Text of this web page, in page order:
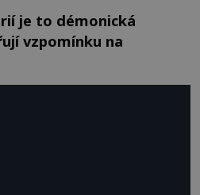
je to démonická
vzpomínku na